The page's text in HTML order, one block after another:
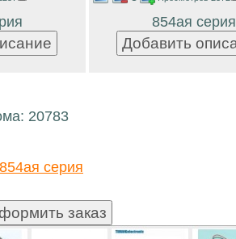
854ая серия
20783
серия